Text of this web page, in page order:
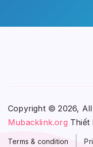
Copyright © 2026, All
Mubacklink.org Thiết
Terms & condition